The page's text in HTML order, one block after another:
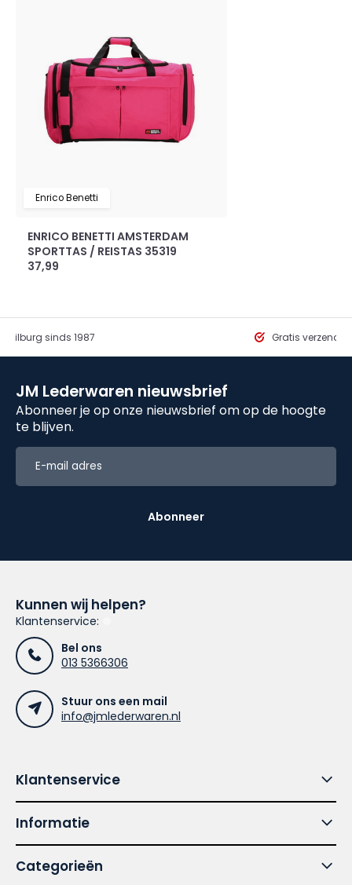
Enrico Benetti
ENRICO BENETTI AMSTERDAM
SPORTTAS / REISTAS 35319
37,99
Tilburg sinds 1987 Gratis
JM Lederwaren nieuwsbrief
Abonneer je op onze nieuwsbrief om op de hoogte
te blijven.
Abonneer
Kunnen wij helpen?
Klantenservice:
Bel ons
013 5366306
Stuur ons een mail
info@jmlederwaren.nl
Klantenservice
Informatie
Categorieën